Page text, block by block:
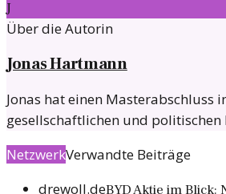
J
Über die Autorin
Jonas Hartmann
Jonas hat einen
gesellschaftlichen und politischen
NetzwerkVerwandte Beiträge
drewoll.deBYD Aktie im Blick: